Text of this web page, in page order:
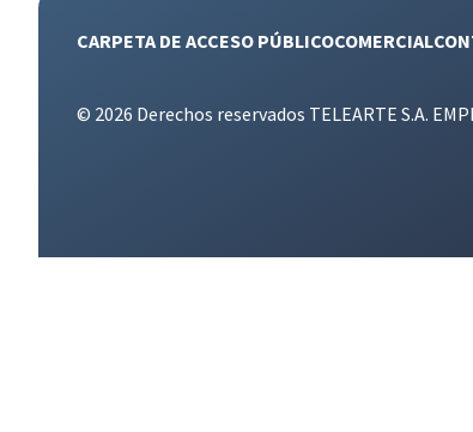
CARPETA DE ACCESO PÚBLICOCOMERCIAL
© 2026 Derechos reservados TELEARTE S.A.